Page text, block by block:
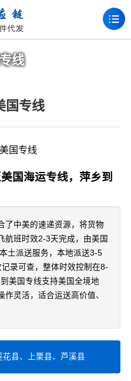
线
国专线
国海运专线，萍乡到
了中美的速递资源，将货物
航班时效2-3天完成，由美国
土派送服务，本地派送3-5
录可查，整体时效控制在8-
美国专线支持美国全境地
灵活，适合运送高价值、
县、上栗县、芦溪县